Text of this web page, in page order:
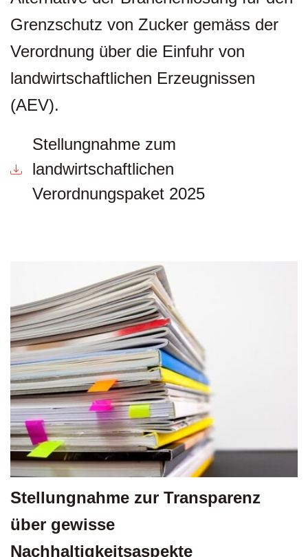
Grenzschutz von Zucker gemäss der
Verordnung über die Einfuhr von
landwirtschaftlichen Erzeugnissen
(AEV).
Stellungnahme zum
landwirtschaftlichen
Verordnungspaket 2025
Stellungnahme zur Transparenz
über gewisse
Nachhaltigkeitsaspekte